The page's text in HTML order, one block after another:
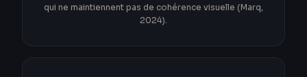
qui ne maintiennent pas de cohérence visuelle (Marq,
2024).